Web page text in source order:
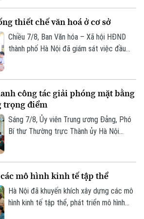
khai công tác lấy mẫu hài cốt liệt sĩ chưa
xác định được thông tin để phục vụ giám
định ADN.
thiết chế văn hoá ở cơ sở
Chiều 7/8, Ban Văn hóa – Xã hội HĐND
thành phố Hà Nội đã giám sát việc đầu
công tác giải phóng mặt bằng
trọng điểm
Sáng 7/8, Ủy viên Trung ương Đảng, Phó
Bí thư Thường trực Thành ủy Hà Nội
nghị Ban Chỉ đạo nhằm rà soát, đánh giá
tiến độ công tác giải phóng mặt bằng
triển khai các dự án, công trình trọng
mô hình kinh tế tập thể
Hà Nội đã khuyến khích xây dựng các mô
hình kinh tế tập thể, phát triển mô hình